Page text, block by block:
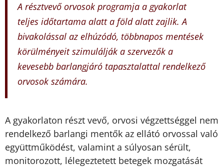
A résztvevő orvosok programja a gyakorlat
teljes időtartama alatt a föld alatt zajlik. A
bivakolással az elhúzódó, többnapos mentések
körülményeit szimulálják a szervezők a
kevesebb barlangjáró tapasztalattal rendelkező
orvosok számára.
A gyakorlaton részt vevő, orvosi végzettséggel nem
rendelkező barlangi mentők az ellátó orvossal való
együttműködést, valamint a súlyosan sérült,
monitorozott, lélegeztetett betegek mozgatását